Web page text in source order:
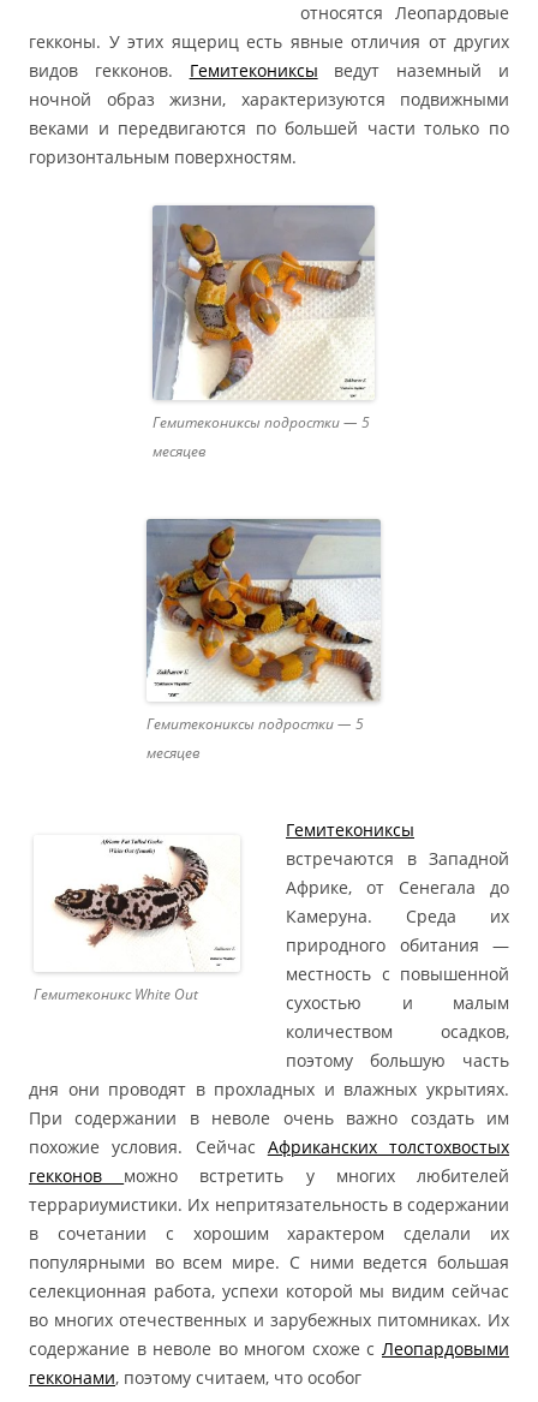
относятся Леопардовые
гекконы. У этих ящериц есть явные отличия от других
видов гекконов. Гемитекониксы ведут наземный и
ночной образ жизни, характеризуются подвижными
веками и передвигаются по большей части только по
горизонтальным поверхностям.
Гемитекониксы подростки — 5
месяцев
Гемитекониксы подростки — 5
месяцев
Гемитеконикс White Out
Гемитекониксы
встречаются в Западной
Африке, от Сенегала до
Камеруна. Среда их
природного обитания —
местность с повышенной
сухостью и малым
количеством осадков,
поэтому большую часть
дня они проводят в прохладных и влажных укрытиях.
При содержании в неволе очень важно создать им
похожие условия. Сейчас Африканских толстохвостых
гекконов можно встретить у многих любителей
террариумистики. Их непритязательность в содержании
в сочетании с хорошим характером сделали их
популярными во всем мире. С ними ведется большая
селекционная работа, успехи которой мы видим сейчас
во многих отечественных и зарубежных питомниках. Их
содержание в неволе во многом схоже с Леопардовыми
гекконами, поэтому считаем, что особог